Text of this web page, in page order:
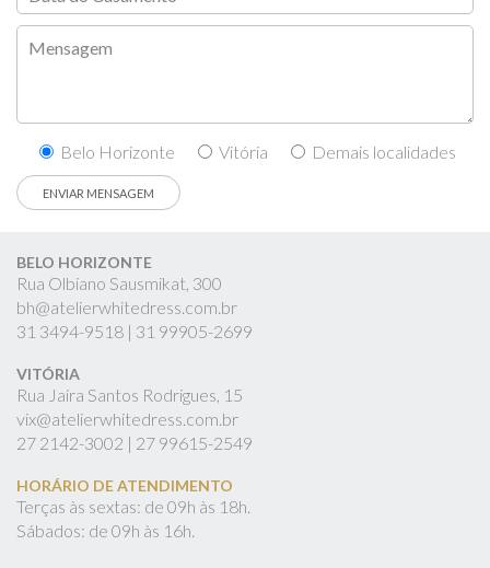
Belo Horizonte Vitória Demais localidades
BELO HORIZONTE
Rua Olbiano Sausmikat, 300
bh@atelierwhitedress.com.br
31 3494-9518 | 31 99905-2699
VITÓRIA
Rua Jaíra Santos Rodrigues, 15
vix@atelierwhitedress.com.br
27 2142-3002 | 27 99615-2549
HORÁRIO DE ATENDIMENTO
Terças às sextas: de 09h às 18h.
Sábados: de 09h às 16h.